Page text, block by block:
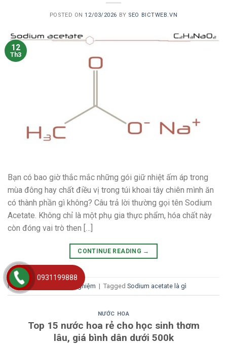
POSTED ON12/03/2026 BY SEO BICTWEB.VN
12
Th3
Bạn có bao giờ thắc mắc những gói giữ nhiệt ấm áp trong
mùa đông hay chất điều vị trong túi khoai tây chiên mình ăn
có thành phần gì không? Câu trả lời thường gọi tên Sodium
Acetate. Không chỉ là một phụ gia thực phẩm, hóa chất này
còn đóng vai trò then […]
CONTINUE READING →
Posted in Kinh nghiệm | Tagged Sodium acetate là gì
NƯỚC HOA
Top 15 nước hoa rẻ cho học sinh thơm
lâu, giá bình dân dưới 500k
0931199888